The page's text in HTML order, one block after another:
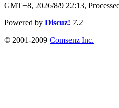
GMT+8, 2026/8/9 22:13,
Powered by Discuz! 7.2
© 2001-2009 Comsenz Inc.